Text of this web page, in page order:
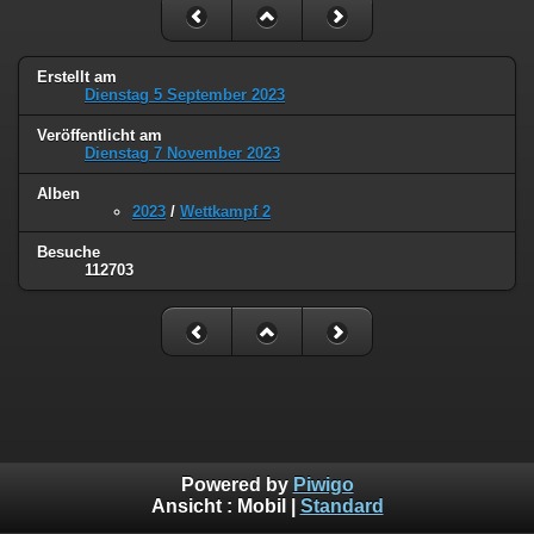
Erstellt am
Dienstag 5 September 2023
Veröffentlicht am
Dienstag 7 November 2023
Alben
2023 / Wettkampf 2
Besuche
112703
Powered by Piwigo
Ansicht : Mobil Standard